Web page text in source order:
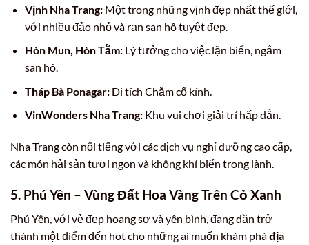
Vịnh Nha Trang:Một trong những vịnh đẹp nhất thế giới,
với nhiều đảo nhỏ và rạn san hô tuyệt đẹp.
Hòn Mun, Hòn Tằm:Lý tưởng cho việc lặn biển, ngắm
san hô.
Tháp Bà Ponagar:Di tích Chăm cổ kính.
VinWonders Nha Trang:Khu vui chơi giải trí hấp dẫn.
Nha Trang còn nổi tiếng với các dịch vụ nghỉ dưỡng cao cấp,
các món hải sản tươi ngon và không khí biển trong lành.
5. Phú Yên – Vùng Đất Hoa Vàng Trên Cỏ Xanh
Phú Yên, với vẻ đẹp hoang sơ và yên bình, đang dần trở
thành một điểm đến hot cho những ai muốn khám pháđịa